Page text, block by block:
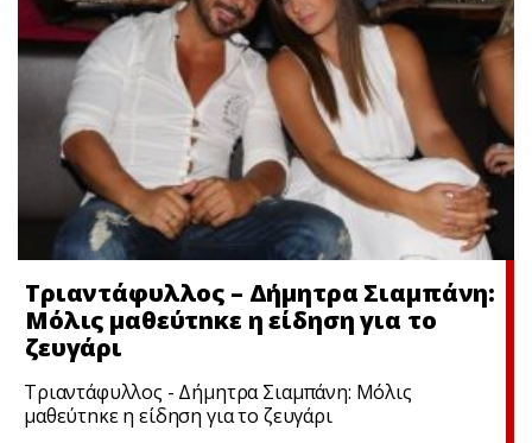
Τριαντάφυλλος – Δήμητρα Σιαμπάνη:
Μόλις μαθεύτnκε η είδηση για το
ζευγάρι
Τριαντάφυλλος - Δήμητρα Σιαμπάνη: Μόλις
μαθεύτnκε η είδηση για το ζευγάρι